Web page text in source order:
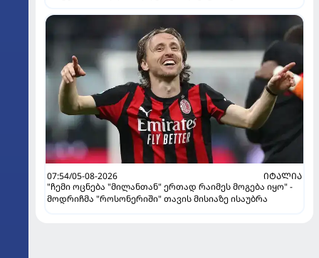
07:54/05-08-2026
ᲘᲢᲐᲚᲘᲐ
"ჩემი ოცნება "მილანთან" ერთად რაიმეს მოგება იყო" -
მოდრიჩმა "როსონერიში" თავის მისიაზე ისაუბრა